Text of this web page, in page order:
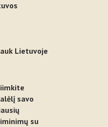
Lietuvoje
savo
su